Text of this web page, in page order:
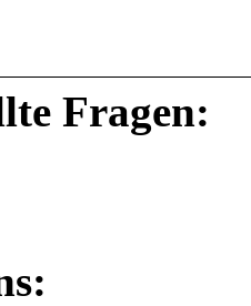
Fragen: